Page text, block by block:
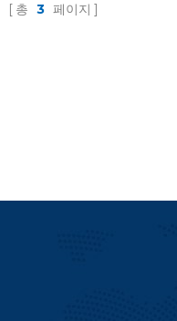
연결을 제공합니다.
총 3 페이지